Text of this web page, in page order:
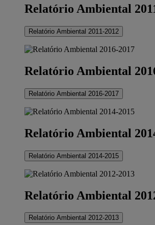
Relatório Ambiental
Relatório Ambiental 2011-2012
Relatório Ambiental
Relatório Ambiental 2016-2017
Relatório Ambiental
Relatório Ambiental 2014-2015
Relatório Ambiental
Relatório Ambiental 2012-2013